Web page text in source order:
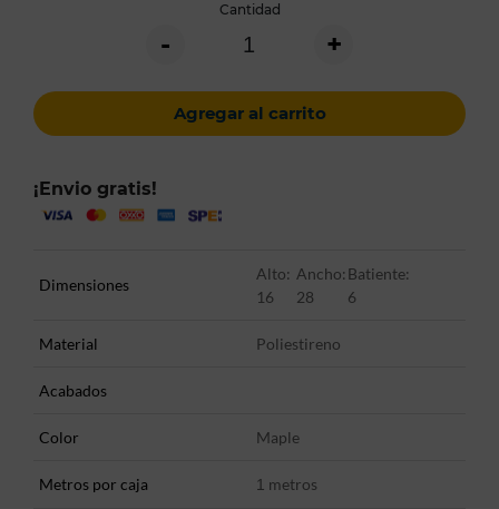
Cantidad
- +
Agregar al carrito
¡Envio gratis!
Dimensiones
Alto:
16
Ancho:
28
Batiente:
6
Material Poliestireno
Acabados
Color Maple
Metros por caja 1 metros